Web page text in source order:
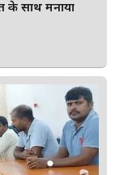
के साथ मनाया